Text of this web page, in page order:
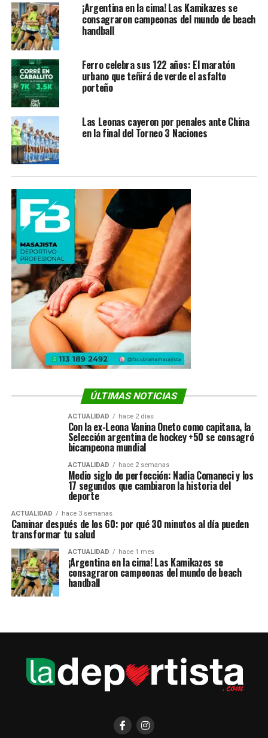
¡Argentina en la cima! Las Kamikazes se
consagraron campeonas del mundo de beach
handball
Ferro celebra sus 122 años: El maratón
urbano que teñirá de verde el asfalto
porteño
Las Leonas cayeron por penales ante China
en la final del Torneo 3 Naciones
ÚLTIMAS NOTICIAS
ACTUALIDAD hace 2 días
Con la ex-Leona Vanina Oneto como capitana, la
Selección argentina de hockey +50 se consagró
bicampeona mundial
ACTUALIDAD hace 2 semanas
Medio siglo de perfección: Nadia Comaneci y los
17 segundos que cambiaron la historia del
deporte
ACTUALIDAD hace 3 semanas
Caminar después de los 60: por qué 30 minutos al día pueden
transformar tu salud
ACTUALIDAD hace 1 mes
¡Argentina en la cima! Las Kamikazes se
consagraron campeonas del mundo de beach
handball